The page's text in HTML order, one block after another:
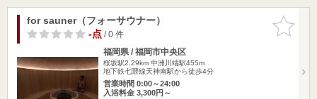
お気に入
りに追加
for sauner（フォーサウナー）
-点/ 0 件
福岡県 / 福岡市中央区
桜坂駅2.29km 中洲川端駅455m
地下鉄七隈線天神南駅から徒歩4分
営業時間 0:00～24:00
入浴料金 3,300円～